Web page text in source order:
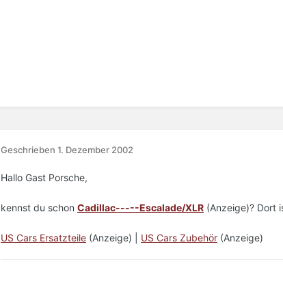
Geschrieben 1. Dezember 2002
Hallo Gast Porsche,
kennst du schon Cadillac-----Escalade/XLR (Anzeige)? Dort
US Cars Ersatzteile (Anzeige) | US Cars Zubehör (Anzeige)